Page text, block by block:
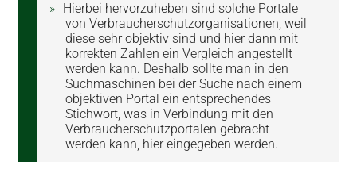
Hierbei hervorzuheben sind solche Portale
von Verbraucherschutzorganisationen, weil
diese sehr objektiv sind und hier dann mit
korrekten Zahlen ein Vergleich angestellt
werden kann. Deshalb sollte man in den
Suchmaschinen bei der Suche nach einem
objektiven Portal ein entsprechendes
Stichwort, was in Verbindung mit den
Verbraucherschutzportalen gebracht
werden kann, hier eingegeben werden.